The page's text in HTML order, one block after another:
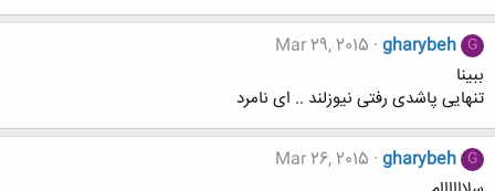
G
gharybeh
Mar 29, 2015
ببینا
تنهایی پاشدی رفتی نیوزلند .. ای نامرد
G
gharybeh
Mar 26, 2015